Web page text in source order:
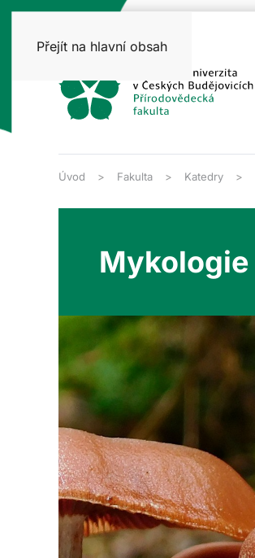
Přejít na hlavní obsah
Úvod Fakulta Katedry
Mykologie